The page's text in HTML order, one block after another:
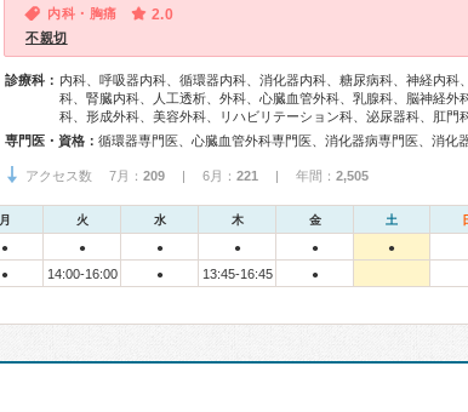
内科・胸痛 2.0
不親切
診療科： 内科、呼吸器内科、循環器内科、消化器内科、糖尿病科、神経内科
科、腎臓内科、人工透析、外科、心臓血管外科、乳腺科、脳神経外
科、形成外科、美容外科、リハビリテーション科、泌尿器科、肛門
専門医・資格：
アクセス数 7月： 209 | 6月： 221 | 年間： 2,505
月 火 水 木 金 土
● ● ● ● ● ●
● 14:00-16:00 ● 13:45-16:45 ●